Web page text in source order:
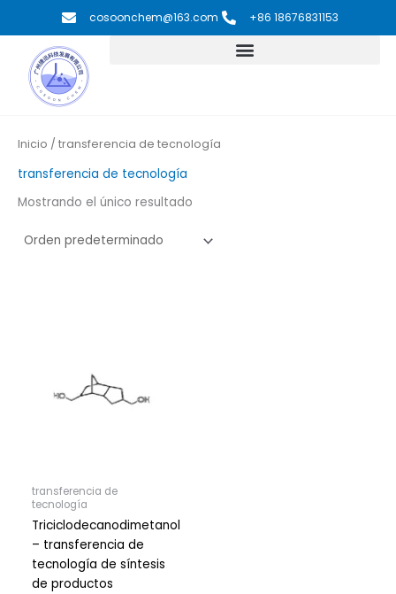
contenido
cosoonchem@163.com +86 18676831153
Inicio / transferencia de tecnología
transferencia de tecnología
Mostrando el único resultado
transferencia de
tecnología
Triciclodecanodimetanol
– transferencia de
tecnología de síntesis
de productos